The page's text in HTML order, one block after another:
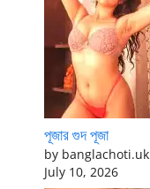
পূজার গুদ পূজা
by banglachoti.uk
July 10, 2026